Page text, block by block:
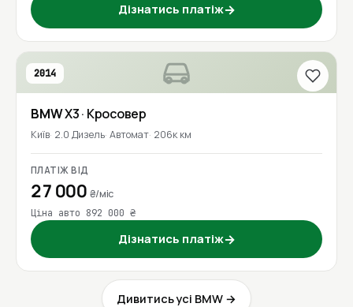
Дізнатись платіж→
2014
BMWX3· Кросовер
Київ 2.0 Дизель Автомат 206к км
ПЛАТІЖ ВІД
27 000 ₴/міс
Ціна авто 892 000 ₴
Дізнатись платіж→
Дивитись усі BMW →